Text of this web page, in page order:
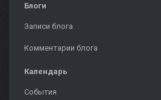
Блоги
Записи блога
Комментарии блога
Календарь
События